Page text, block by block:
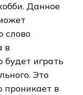
Данное
слово
в
играть
Это
проникает в